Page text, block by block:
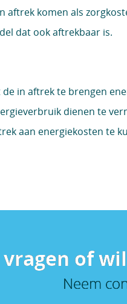
aftrek komen als
dat ook aftrekbaar is.
in aftrek te brengen
dienen te
aan energiekosten te
vragen of
Neem